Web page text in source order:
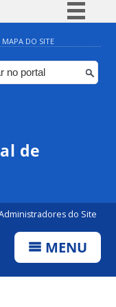
Simplifique!
BR
Participe
Canais
MAPA DO SITE
de
do Site
MENU